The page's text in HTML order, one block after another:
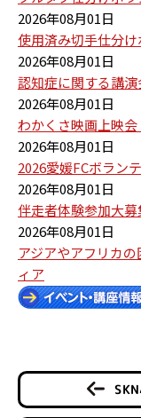
2026年08月01日
使用済み切手仕分け
2026年08月01日
認知症に関する講演
2026年08月01日
わかくさ映画上映
2026年08月01日
2026愛媛FCボラン
2026年08月01日
伴走者体験参加大募
2026年08月01日
アジアやアフリカ
ィア